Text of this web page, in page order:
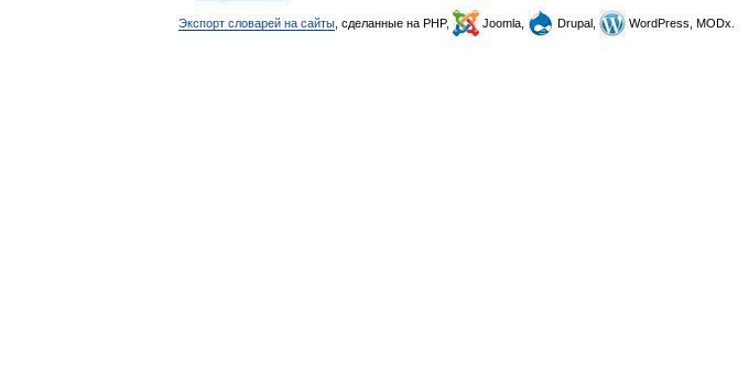
Экспорт словарей на сайты , сделанные на PHP, Joomla, Drupal, WordPress, MODx.